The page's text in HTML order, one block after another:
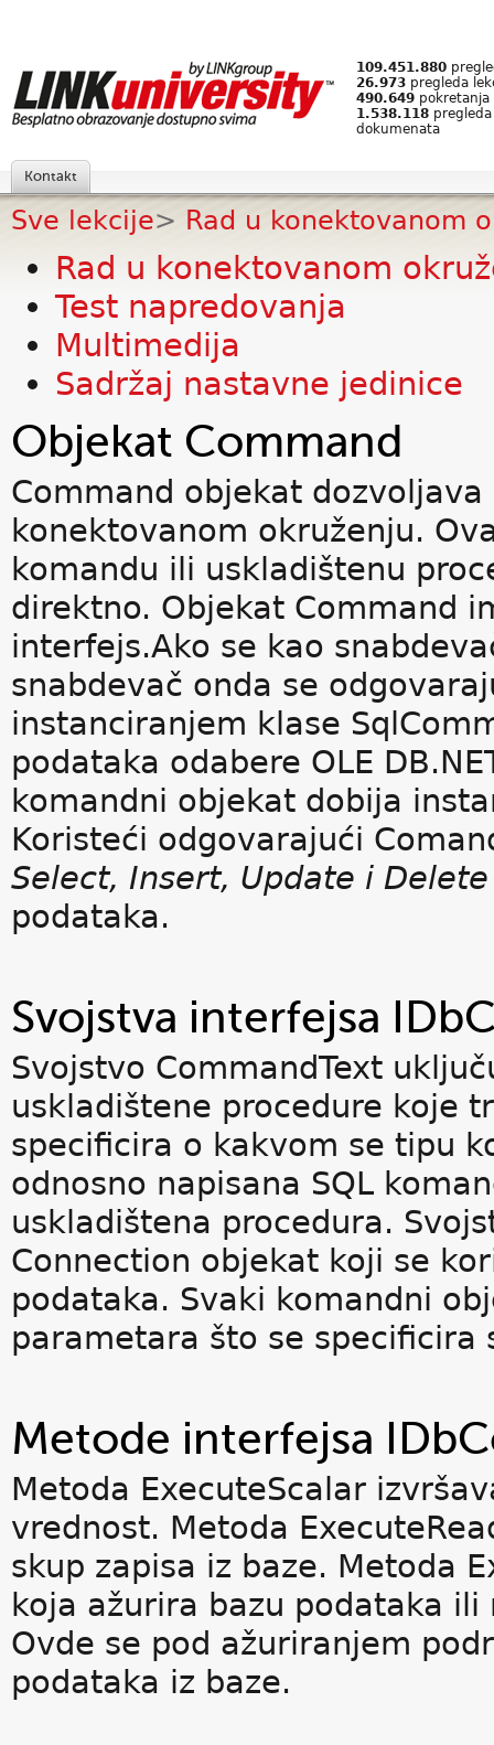
109.451.880
26.973 pregleda
490.649 pokretanja
1.538.118
dokumenata
Kontakt
Sve lekcije> Rad u konektovanom
Rad u konektovanom
Test napredovanja
Multimedija
Sadržaj nastavne jedinice
Objekat Command
Command objekat
konektovanom okruženju.
komandu ili uskladištenu
direktno. Objekat Command
interfejs.Ako se kao
snabdevač onda se
instanciranjem klase
podataka odabere OLE
komandni objekat dobija
Koristeći odgovarajući
Select, Insert, Update i Delete
podataka.
Svojstva interfejsa
Svojstvo CommandText
uskladištene procedure koje
specificira o kakvom se tipu
odnosno napisana SQL
uskladištena procedura.
Connection objekat koji se
podataka. Svaki komandni
parametara što se specificira
Metode interfejsa
Metoda ExecuteScalar
vrednost. Metoda
skup zapisa iz baze. Metoda
koja ažurira bazu podataka
Ovde se pod ažuriranjem
podataka iz baze.